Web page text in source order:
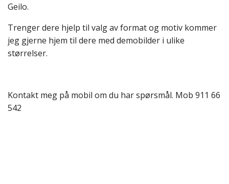
Geilo.
Trenger dere hjelp til valg av format og motiv kommer
jeg gjerne hjem til dere med demobilder i ulike
størrelser.
Kontakt meg på mobil om du har spørsmål. Mob 911 66
542